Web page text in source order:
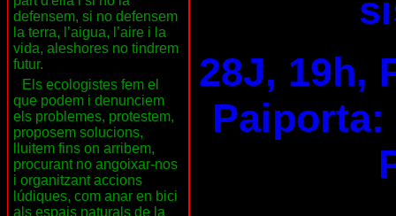
defensem, si no defensem
la terra, l’aigua, l’aire i la
vida, aleshores no tindrem
futur.
Els ecologistes fem el
que podem i denunciem
els problemes, protestem,
proposem solucions,
lluitem fins on arribem,
procurant no angoixar-nos
i organitzant accions
lúdiques, com anar en bici
als espais naturals de la
28J, 19h,
Paiporta: